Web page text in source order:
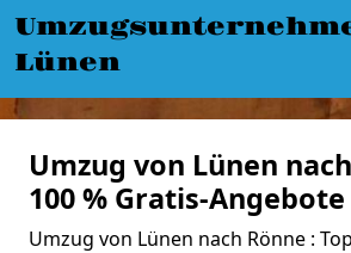
Lünen
Umzug von Lünen
100 % Gratis-Angebote
Umzug von Lünen nach Rönne :